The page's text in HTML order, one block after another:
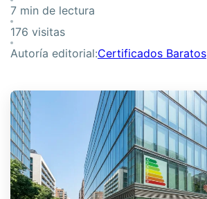
7 min de lectura
176 visitas
Autoría editorial:Certificados Baratos